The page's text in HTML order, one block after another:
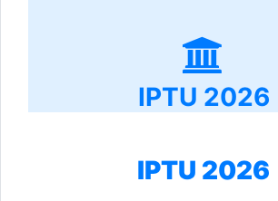
IPTU 2026
IPTU 2026